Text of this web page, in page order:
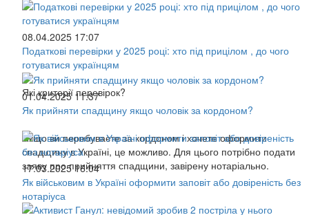
08.04.2025 17:07
Податкові перевірки у 2025 році: хто під прицілом , до чого
готуватися українцям
Які критерії перевірок?
01.04.2025 11:37
Як прийняти спадщину якщо чоловік за кордоном?
Якщо ви перебуваєте за кордоном і хочете оформити
спадщину в Україні, це можливо. Для цього потрібно подати
заяву про прийняття спадщини, завірену нотаріально.
17.03.2025 16:04
Як військовим в Україні оформити заповіт або довіреність без
нотаріуса